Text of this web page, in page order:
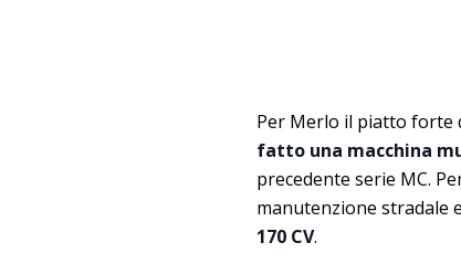
Per Merlo il piatto forte
fatto una macchina
precedente serie MC.
manutenzione stradale
170 CV.